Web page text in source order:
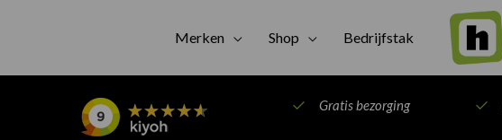
Merken Shop Bedrijfstak
Gratis bezorging